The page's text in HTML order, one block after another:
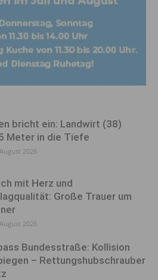
bricht ein: Landwirt (38)
Meter in die Tiefe
2026
mit Herz und
Große Trauer um
2026
Bundesstraße: Kollision
– Rettungshubschrauber